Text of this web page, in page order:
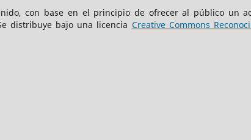
con base en el principio de ofrecer al público un
distribuye bajo una licencia Creative Commons